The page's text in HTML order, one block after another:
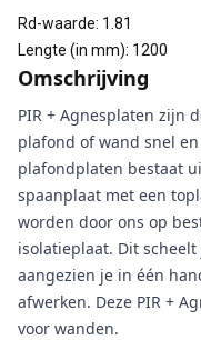
Rd-waarde: 1.81
Lengte (in mm): 1200
Omschrijving
PIR + Agnesplaten zijn
plafond of wand snel
plafondplaten bestaat
spaanplaat met een
worden door ons op
isolatieplaat. Dit
aangezien je in één
afwerken. Deze PIR +
voor wanden.